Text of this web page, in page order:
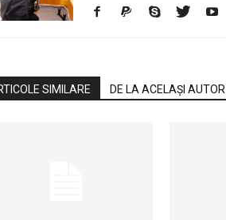
SIMILARE DE LA ACELAȘI AUTOR